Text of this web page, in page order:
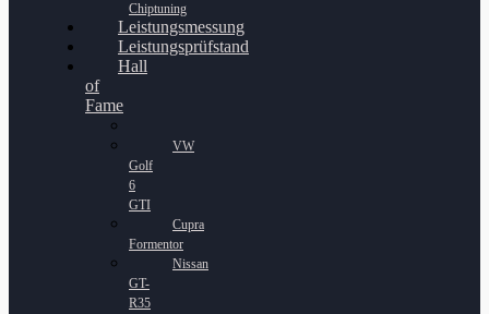
Chiptuning
Leistungsmessung
Leistungsprüfstand
Hall
of
Fame
VW
Golf
6
GTI
Cupra
Formentor
Nissan
GT-
R35